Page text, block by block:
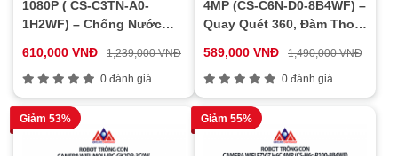
1080P ( CS-C3TN-A0-
1H2WF) – Chống Nước
Nối Không Dây Ổn Định
610,000 VNĐ 1,239,000 VNĐ
0 đánh giá
4MP (CS-C6N-D0-8B4WF) –
Quay Quét 360, Đàm Thoại
Thông Minh
589,000 VNĐ 1,490,000 VNĐ
0 đánh giá
Giảm 53% Giảm 55%